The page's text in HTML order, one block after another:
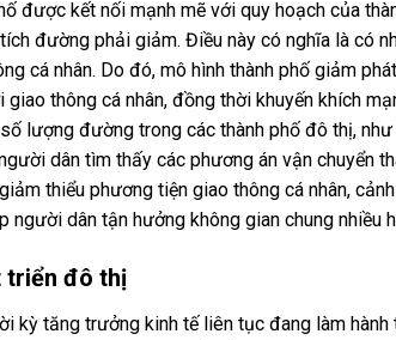
được kết nối mạnh mẽ với quy hoạch của
đường phải giảm. Điều này có nghĩa là có
cá nhân. Do đó, mô hình thành phố giảm
giao thông cá nhân, đồng thời khuyến khích
lượng đường trong các thành phố đô thị,
dân tìm thấy các phương án vận chuyển
thiểu phương tiện giao thông cá nhân,
người dân tận hưởng không gian chung nhiều
triển đô thị
kỳ tăng trưởng kinh tế liên tục đang làm